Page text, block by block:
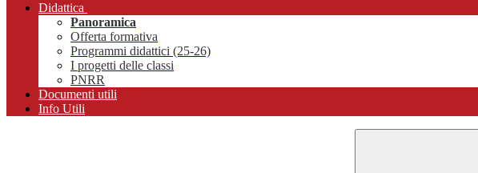
Didattica
Panoramica
Offerta formativa
Programmi didattici (25-26)
I progetti delle classi
PNRR
Documenti utili
Info Utili